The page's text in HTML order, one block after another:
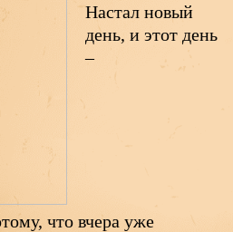
Настал новый
день, и этот день
–
что вчера уже